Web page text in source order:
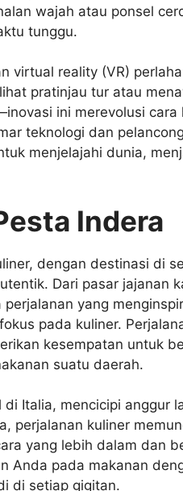
wajah atau ponsel
tunggu.
virtual reality (VR)
pratinjau tur atau
ini merevolusi
teknologi dan
menjelajahi dunia,
Indera
dengan destinasi di
Dari pasar jajanan
yang
pada kuliner.
kesempatan untuk
suatu daerah.
Italia, mencicipi anggur
perjalanan kuliner
yang lebih dalam dan
Anda pada makanan
di setiap gigitan.